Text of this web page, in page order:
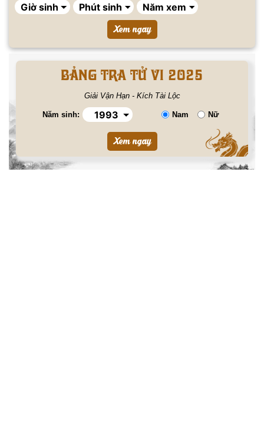
BẢNG TRA TỬ VI 2025
Giải Vận Hạn - Kích Tài Lộc
Năm sinh: Nam Nữ